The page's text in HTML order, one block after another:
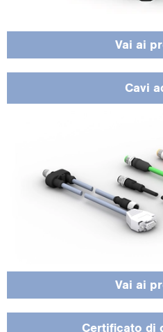
Vai ai
Cavi
Vai ai
Cer­ti­fi­ca­to di
Il cer­ti­fi­ca­to di ca­li­bra­zio­ne con­fer­ma la
li­ta la cer­ti­fi­ca­zio­ne della qualità nei
degli stan­dard